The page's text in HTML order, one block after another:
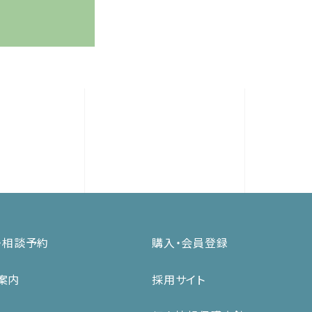
相談予約
内
購入・会員登録
採用サイト